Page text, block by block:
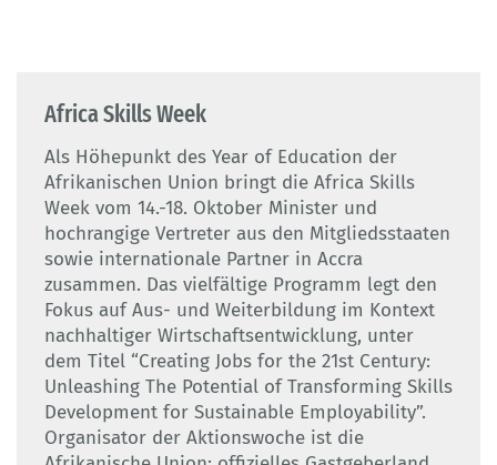
Africa Skills Week
Als Höhepunkt des Year of Education der
Afrikanischen Union bringt die Africa Skills
Week vom 14.-18. Oktober Minister und
hochrangige Vertreter aus den Mitgliedsstaaten
sowie internationale Partner in Accra
zusammen. Das vielfältige Programm legt den
Fokus auf Aus- und Weiterbildung im Kontext
nachhaltiger Wirtschaftsentwicklung, unter
dem Titel “Creating Jobs for the 21st Century:
Unleashing The Potential of Transforming Skills
Development for Sustainable Employability”.
Organisator der Aktionswoche ist die